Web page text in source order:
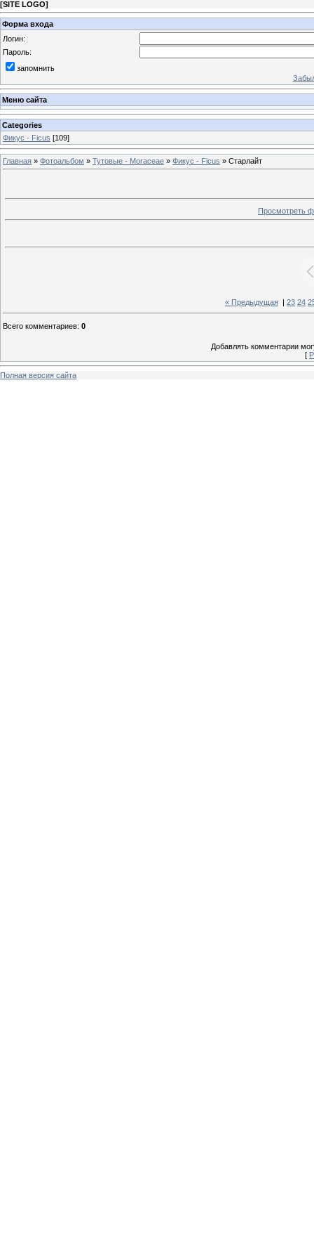
[SITE LOGO]
Форма входа
Логин:
Пароль:
запомнить
Меню сайта
Categories
Фикус - Ficus [109]
Главная » Фотоальбом » Тутовые - Moraceae » Фикус - Ficus » Старлайт
Просмотреть
« Предыдущая 23 24
Всего комментариев: 0
Добавлять комментарии
[
Полная версия сайта